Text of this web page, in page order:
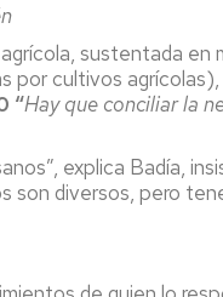
sustentada
cultivos
“Hay que conciliar la
explica Badía,
son diversos, pero